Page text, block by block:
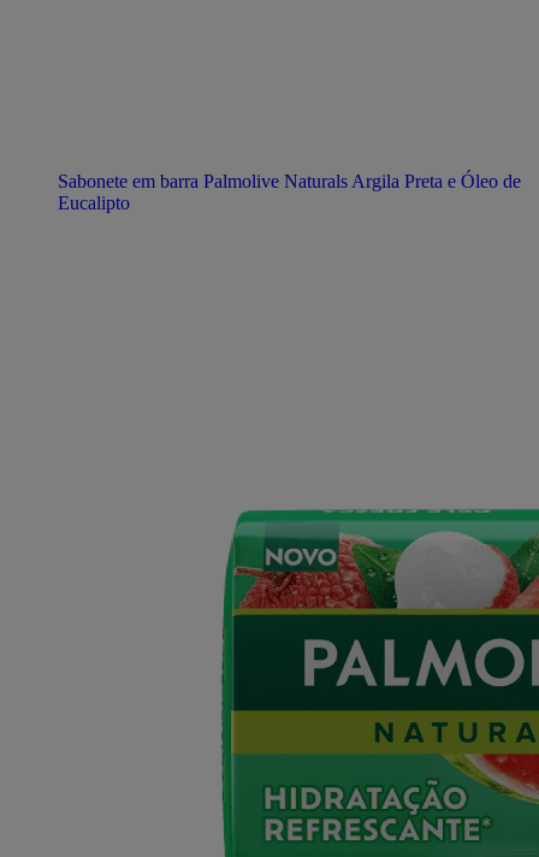
Sabonete em barra Palmolive Naturals Argila Preta e Óleo de
Eucalipto